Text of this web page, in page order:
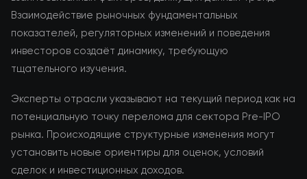
Взаимодействие рыночных фундаментальных
показателей, регуляторных изменений и поведения
инвесторов создаёт динамику, требующую
тщательного изучения.
Эксперты отрасли указывают на текущий период как на
потенциальную точку перелома для сектора Pre-IPO
рынка. Происходящие структурные изменения могут
установить новые ориентиры для оценок, условий
сделок и инвестиционных доходов.